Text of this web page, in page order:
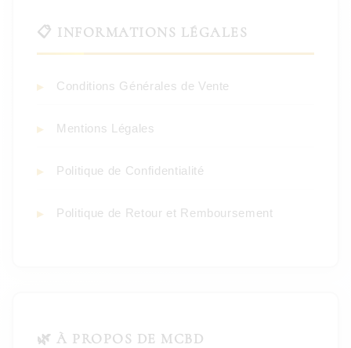
📋 INFORMATIONS LÉGALES
Conditions Générales de Vente
Mentions Légales
Politique de Confidentialité
Politique de Retour et Remboursement
🌿 À PROPOS DE MCBD